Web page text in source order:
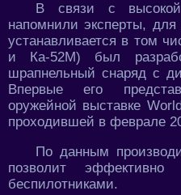
В связи с
напомнили эксперты,
устанавливается в том
и Ка-52М) был
шрапнельный снаряд с
Впервые его
оружейной выставке
проходившей в феврале
По данным
позволит
беспилотниками.